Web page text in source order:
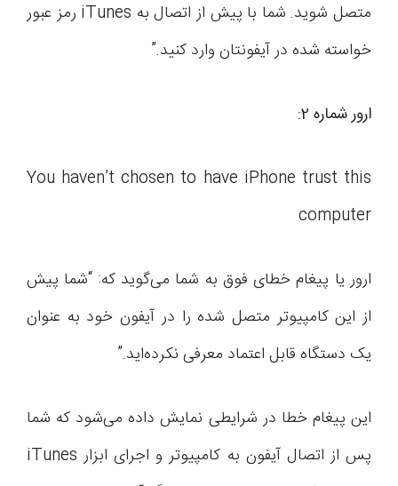
متصل شوید. شما با پیش از اتصال به iTunes رمز عبور
خواسته شده در آیفونتان وارد کنید.”
ارور شماره 2:
You haven’t chosen to have iPhone trust this
computer
ارور یا پیغام خطای فوق به شما می‌گوید که: “شما پیش
از این کامپیوتر متصل شده را در آیفون خود به عنوان
یک دستگاه قابل اعتماد معرفی نکرده‌اید.”
این پیغام خطا در شرایطی نمایش داده می‌شود که شما
پس از اتصال آیفون به کامپیوتر و اجرای ابزار iTunes